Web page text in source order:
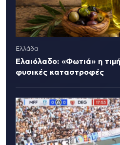
Ελλάδα
Ελαιόλαδο: «Φωτιά» η
φυσικές καταστροφές